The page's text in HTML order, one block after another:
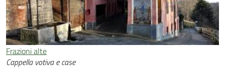
Frazioni alte
Cappella votiva e case